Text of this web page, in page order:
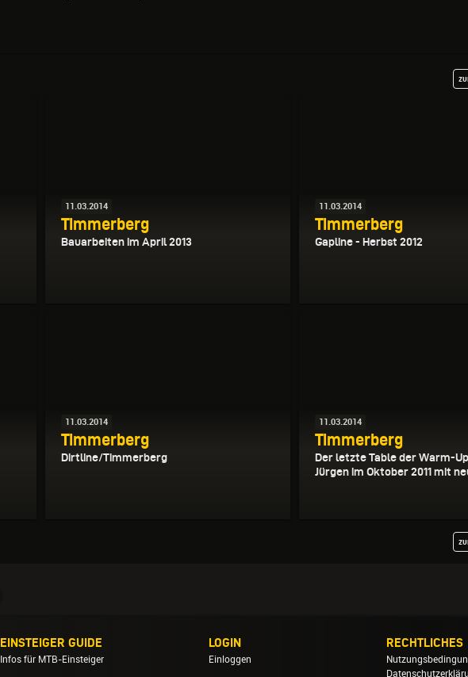
11.03.2014
Timmerberg
Bauarbeiten im April 2013
11.03.2014
Timmerberg
Gapline - Herbst 2012
11.03.2014
Timmerberg
Dirtline/Timmerberg
11.03.2014
Timmerberg
Der letzte Table der Warm-
Jürgen im Oktober 2011 mit
EINSTEIGER GUIDE
Infos für MTB-Einsteiger
LOGIN
Einloggen
RECHTLICHES